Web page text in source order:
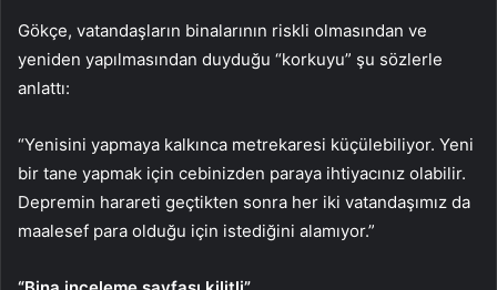
Gökçe, vatandaşların binalarının riskli olmasından ve
yeniden yapılmasından duyduğu “korkuyu” şu sözlerle
anlattı:
“Yenisini yapmaya kalkınca metrekaresi küçülebiliyor. Yeni
bir tane yapmak için cebinizden paraya ihtiyacınız olabilir.
Depremin harareti geçtikten sonra her iki vatandaşımız da
maalesef para olduğu için istediğini alamıyor.”